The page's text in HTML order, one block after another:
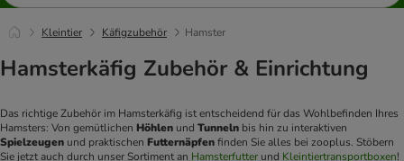
Kleintier Käfigzubehör Hamster
Hamsterkäfig Zubehör & Einrichtung
Das richtige Zubehör im Hamsterkäfig ist entscheidend für das Wohlbefinden Ihres
Hamsters: Von gemütlichen Höhlen und Tunneln
Spielzeugen und praktischen Futternäpfen finden Sie alles bei zooplus. Stöbern
Sie jetzt auch durch unser Sortiment an Hamsterfutter und Kleintiertransportboxen!